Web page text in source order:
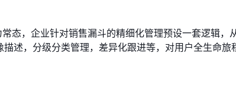
态，企业针对销售漏斗的精细化管理预设一套逻辑，
述，分级分类管理，差异化跟进等，对用户全生命旅